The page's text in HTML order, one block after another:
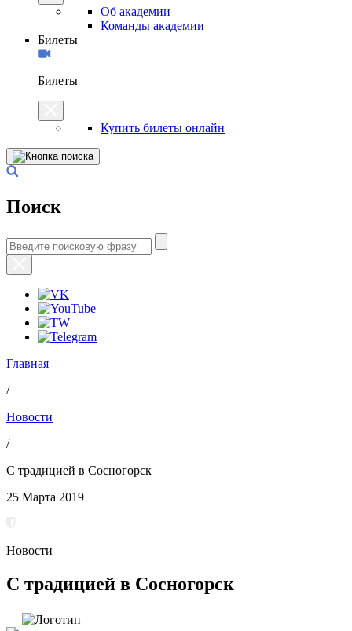
Об академии
Команды академии
Билеты
Билеты
Купить билеты онлайн
Поиск
Главная
/
Новости
/
С традицией в Сосногорск
25 Марта 2019
Новости
С традицией в Сосногорск